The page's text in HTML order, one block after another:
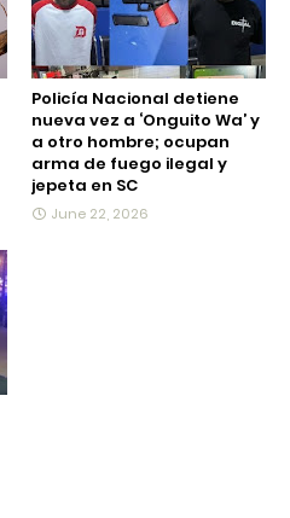
Policía Nacional detiene
nueva vez a ‘Onguito Wa’ y
a otro hombre; ocupan
arma de fuego ilegal y
jepeta en SC
June 22, 2026